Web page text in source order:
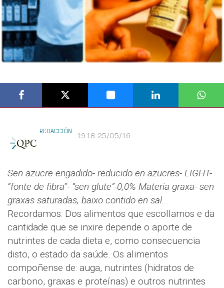
REDACCIÓN 19:18 25/05/16
Sen azucre engadido- reducido en azucres- LIGHT-
“fonte de fibra”- “sen glute”-0,0% Materia graxa- sen
graxas saturadas, baixo contido en sal...
Recordamos: Dos alimentos que escollamos e da
cantidade que se inxire depende o aporte de
nutrintes de cada dieta e, como consecuencia
disto, o estado da saúde. Os alimentos
compoñense de: auga, nutrintes (hidratos de
carbono, graxas e proteínas) e outros nutrintes